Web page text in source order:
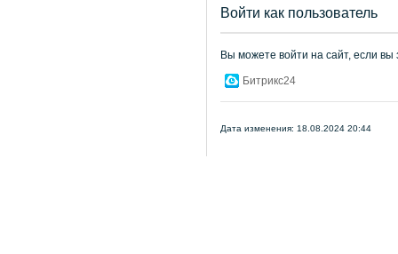
Войти как пользователь
Вы можете войти на сайт, если вы
Битрикс24
Дата изменения: 18.08.2024 20:44